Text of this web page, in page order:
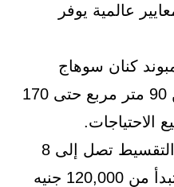
عالمية يوفر
كنان سوهاج
بمساحات متنوعة من 90 متر مربع حتى 170
الاحتياجات.
تسهيلات في الدفع والتقسيط تصل إلى 8
سنوات مع مقدمات تبدأ من 120,000 جنيه